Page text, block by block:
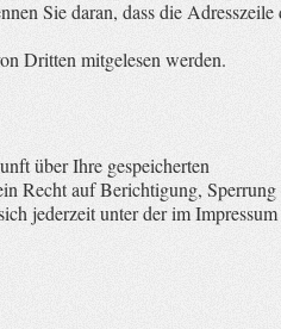
Sie daran, dass die Adresszeile
Dritten mitgelesen werden.
über Ihre gespeicherten
Recht auf Berichtigung, Sperrung
jederzeit unter der im Impressum